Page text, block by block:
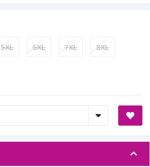
5XL 6XL 7XL 8XL